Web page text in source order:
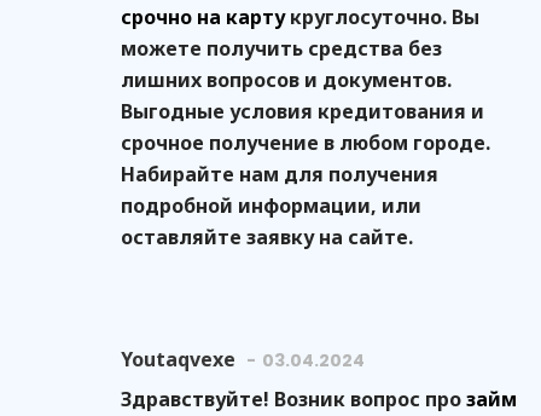
срочно на картукруглосуточно. Вы
можете получить средства без
лишних вопросов и документов.
Выгодные условия кредитования и
срочное получение в любом городе.
Набирайте нам для получения
подробной информации, или
оставляйте заявку на сайте.
Youtaqvexe 03.04.2024
Здравствуйте! Возник вопрос прозайм